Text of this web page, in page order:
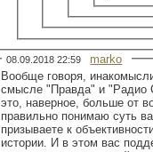
08.09.2018 22:59
marko
Вообще говоря,
смысле "Правда" и "Радио
это, наверное, больше от
правильно понимаю суть
призываете к
истории. И в этом вас